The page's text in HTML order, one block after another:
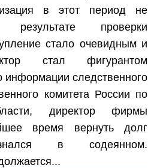
в этот период не
проверки
стало очевидным и
стал фигурантом
информации следственного
комитета России по
директор фирмы
время вернуть долг
в содеянном.